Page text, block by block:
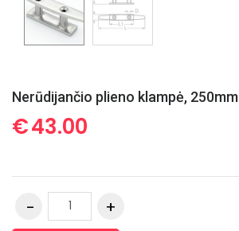
Nerūdijančio plieno klampė, 250mm
€43.00